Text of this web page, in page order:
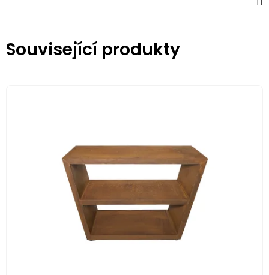
Související produkty